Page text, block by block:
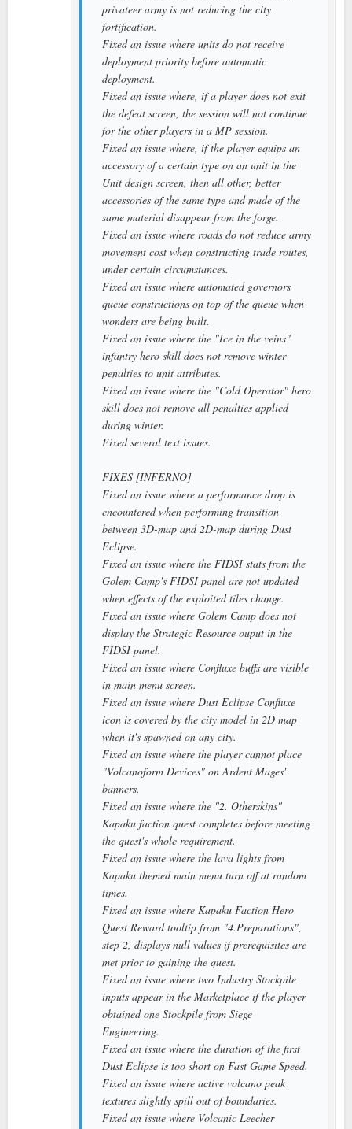
privateer army is not reducing the city
fortification.
Fixed an issue where units do not receive
deployment priority before automatic
deployment.
Fixed an issue where, if a player does not exit
the defeat screen, the session will not continue
for the other players in a MP session.
Fixed an issue where, if the player equips an
accessory of a certain type on an unit in the
Unit design screen, then all other, better
accessories of the same type and made of the
same material disappear from the forge.
Fixed an issue where roads do not reduce army
movement cost when constructing trade routes,
under certain circumstances.
Fixed an issue where automated governors
queue constructions on top of the queue when
wonders are being built.
Fixed an issue where the "Ice in the veins"
infantry hero skill does not remove winter
penalties to unit attributes.
Fixed an issue where the "Cold Operator" hero
skill does not remove all penalties applied
during winter.
Fixed several text issues.
FIXES [INFERNO]
Fixed an issue where a performance drop is
encountered when performing transition
between 3D-map and 2D-map during Dust
Eclipse.
Fixed an issue where the FIDSI stats from the
Golem Camp's FIDSI panel are not updated
when effects of the exploited tiles change.
Fixed an issue where Golem Camp does not
display the Strategic Resource ouput in the
FIDSI panel.
Fixed an issue where Confluxe buffs are visible
in main menu screen.
Fixed an issue where Dust Eclipse Confluxe
icon is covered by the city model in 2D map
when it's spawned on any city.
Fixed an issue where the player cannot place
"Volcanoform Devices" on Ardent Mages'
banners.
Fixed an issue where the "2. Otherskins"
Kapaku faction quest completes before meeting
the quest's whole requirement.
Fixed an issue where the lava lights from
Kapaku themed main menu turn off at random
times.
Fixed an issue where Kapaku Faction Hero
Quest Reward tooltip from "4.Preparations",
step 2, displays null values if prerequisites are
met prior to gaining the quest.
Fixed an issue where two Industry Stockpile
inputs appear in the Marketplace if the player
obtained one Stockpile from Siege
Engineering.
Fixed an issue where the duration of the first
Dust Eclipse is too short on Fast Game Speed.
Fixed an issue where active volcano peak
textures slightly spill out of boundaries.
Fixed an issue where Volcanic Leecher